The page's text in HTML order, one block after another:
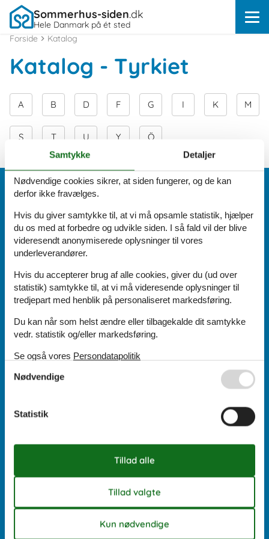
Sommerhus-siden.dk
Hele Danmark på ét sted
Forside
Katalog
Katalog - Tyrkiet
A B D F G I K M
S T U Y Ö
Vi er her for dig
(+45) 8724 1270
Send os en mail:
info@sommerhus-siden.dk
Vi besvarer mails indenfor 24 timer, også i weekenden og på
Åbningstider uge 32:
Mandag: 10:00- 16:00
Tirsdag:
10:00-16:00
Onsdag:
-
Torsdag:
10:00 -16:00
Fredag:
10:00
Kontakt
Nyhedsbrev
FAQ
Samtykke Detaljer
Nødvendige cookies sikrer, at siden fungerer, og de kan
derfor ikke fravælges.
Hvis du giver samtykke til, at vi må opsamle statistik, hjælper
du os med at forbedre og udvikle siden. I så fald vil der blive
videresendt anonymiserede oplysninger til vores
underleverandører.
Hvis du accepterer brug af alle cookies, giver du (ud over
statistik) samtykke til, at vi må videresende oplysninger til
tredjepart med henblik på personaliseret markedsføring.
Du kan når som helst ændre eller tilbagekalde dit samtykke
vedr. statistik og/eller markedsføring.
Se også vores Persondatapolitik
Nødvendige
Statistik